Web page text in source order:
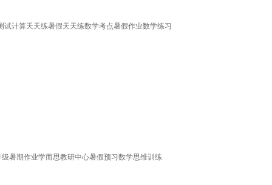
计算天天练暑假天天练数学考点暑假作业数学练习
暑期作业学而思教研中心暑假预习数学思维训练